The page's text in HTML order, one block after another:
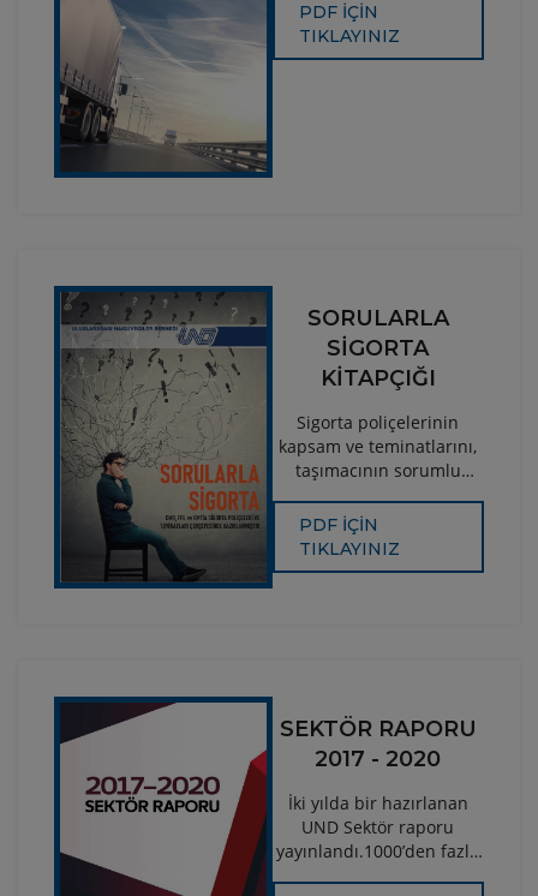
PDF İÇİN
TIKLAYINIZ
SORULARLA
SİGORTA
KİTAPÇIĞI
Sigorta poliçelerinin
kapsam ve teminatlarını,
taşımacının sorumlu
durumlar, karayolu
taşımacılığında
nakliyecinin sorumluluğu
zararlarda teminat
durumları, müşterek
yapılması gerekenler gibi
bir çok hususta bilgi
aktaran “Sorularla
Sigorta” Kitapçığına
PDF İÇİN
TIKLAYINIZ
SEKTÖR RAPORU
2017 - 2020
İki yılda bir hazırlanan
UND Sektör raporu
yayınlandı.1000’den fazla